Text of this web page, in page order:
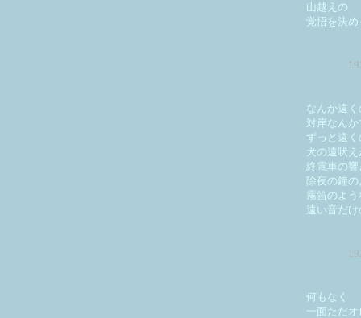
山越えの
覚悟を決め
なんか遠
対岸なん
ずっと遠く
犬の遠吠
終電車の
除夜の鐘
霧笛のよう
遠い音だ
何もなく
一面ただ